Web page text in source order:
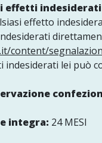
effetti indesiderati
effetto
content/
indesiderati lei può
integra: 24 MESI